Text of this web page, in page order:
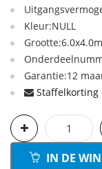
Kleur:NULL
Garantie:12
Staffelkorting
IN DE